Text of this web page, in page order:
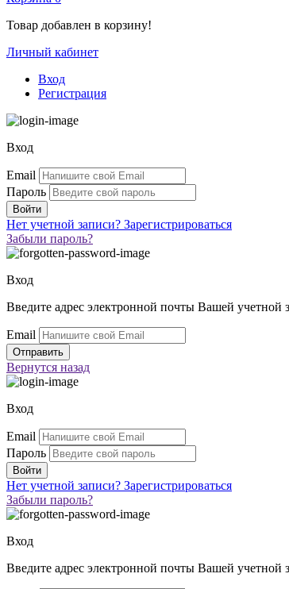
Товар добавлен в корзину!
Личный кабинет
Вход
Регистрация
Вход
Email
Пароль
Нет учетной записи? Зарегистрироваться
Забыли пароль?
Вход
Введите адрес электронной почты Вашей
Email
Вернутся назад
Вход
Email
Пароль
Нет учетной записи? Зарегистрироваться
Забыли пароль?
Вход
Введите адрес электронной почты Вашей